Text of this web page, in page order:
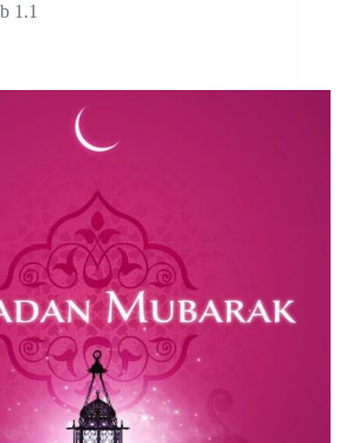
1.1